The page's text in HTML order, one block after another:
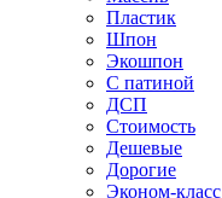
Пластик
Шпон
Экошпон
С патиной
ДСП
Стоимость
Дешевые
Дорогие
Эконом-класс